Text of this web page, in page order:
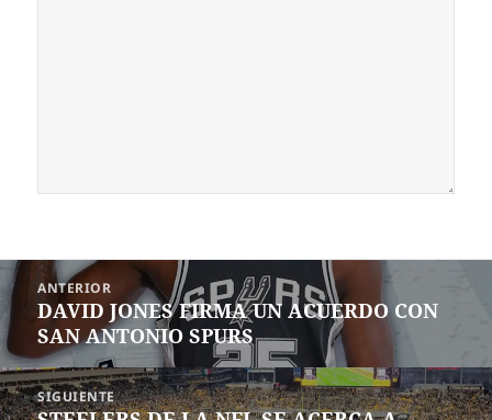
Navegación
de
entradas
ANTERIOR
Entrada
anterior:
DAVID JONES FIRMA UN ACUERDO CON
SAN ANTONIO SPURS
SIGUIENTE